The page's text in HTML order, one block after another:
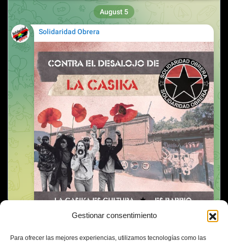
Gestionar consentimiento
Para ofrecer las mejores experiencias, utilizamos tecnologías como las